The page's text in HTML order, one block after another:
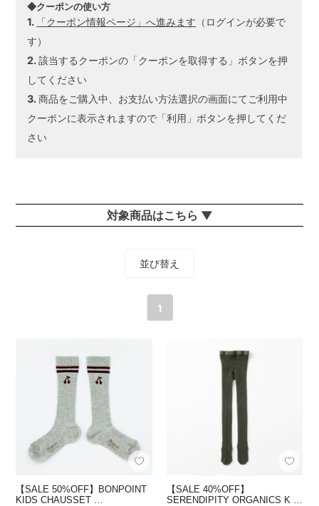
◆クーポンの使い方
1. 「クーポン情報ページ」へ進みます （ログインが必要で
す）
2.該当するクーポンの「クーポンを取得する」ボタンを押
してください
3.商品をご購入中、お支払い方法選択の画面にてご利用中
クーポンに表示されますので「利用」ボタンを押してくだ
さい
対象商品はこちら ▼
並び替え
1
【SALE 50%OFF】BONPOINT
KIDS CHAUSSET …
【SALE 40%OFF】
SERENDIPITY ORGANICS K …